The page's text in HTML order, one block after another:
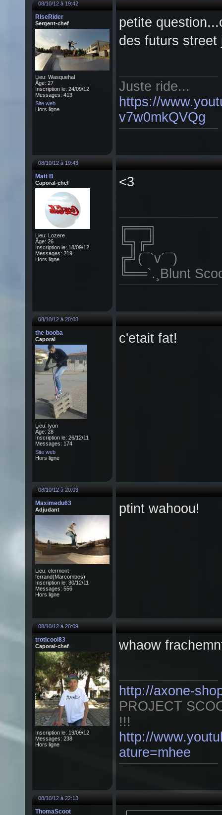
08/10/12 à 19:42
RiseRider
Sergent-chef
Lieu: Wasquehal
Âge: 27
Inscription le: 24/09/12
Messages: 413
Site web
Hors ligne
petite
des futurs
Juste ride...
https://
v7w0mkQVQg
08/10/12 à 19:43
Matt B
Caporal-chef
Lieu: Lozere
Âge: 26
Inscription le: 18/09/12
Messages: 219
Hors ligne
<3
╔══╗
╚╗╔╝
╔╝(¯`v´¯)
╚══`.¸Blunt
08/10/12 à 20:03
the booba
Caporal
Lieu: lyon
Âge: 28
Inscription le: 26/12/11
Messages: 174
Site web
Hors ligne
c'etait fat!
08/10/12 à 20:03
Maximedu63
Adjudant
Lieu: clermont-
ferrand(Marcombes)
Inscription le: 30/12/11
Messages: 556
Hors ligne
ptint wahoou!
08/10/12 à 20:09
troticool83
Caporal-chef
Inscription le: 19/09/12
Messages: 238
Hors ligne
whaow
http://axone-
PROJECT
!!!
http://
ature=mhee
08/10/12 à 22:13
ThomaScoot